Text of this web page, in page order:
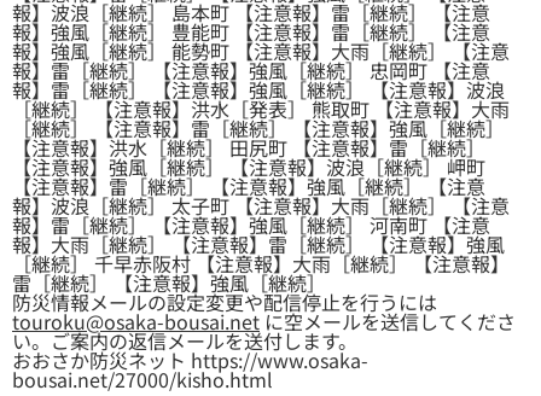
報】波浪［継続］ 島本町 【注意報】雷［継続］ 【注意
報】強風［継続］ 豊能町 【注意報】雷［継続］ 【注意
報】強風［継続］ 能勢町 【注意報】大雨［継続］ 【注意
報】雷［継続］ 【注意報】強風［継続］ 忠岡町 【注意
報】雷［継続］ 【注意報】強風［継続］ 【注意報】波浪
［継続］ 【注意報】洪水［発表］ 熊取町 【注意報】大雨
［継続］ 【注意報】雷［継続］ 【注意報】強風［継続］
【注意報】洪水［継続］ 田尻町 【注意報】雷［継続］
【注意報】強風［継続］ 【注意報】波浪［継続］ 岬町
【注意報】雷［継続］ 【注意報】強風［継続］ 【注意
報】波浪［継続］ 太子町 【注意報】大雨［継続］ 【注意
報】雷［継続］ 【注意報】強風［継続］ 河南町 【注意
報】大雨［継続］ 【注意報】雷［継続］ 【注意報】強風
［継続］ 千早赤阪村 【注意報】大雨［継続］ 【注意報】
雷［継続］ 【注意報】強風［継続］
防災情報メールの設定変更や配信停止を行うには
touroku@osaka-bousai.netに空メールを送信してくださ
い。ご案内の返信メールを送付します。
おおさか防災ネット https://www.osaka-
bousai.net/27000/kisho.html